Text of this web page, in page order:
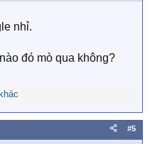
nhỉ.
đó mò qua không?
#5